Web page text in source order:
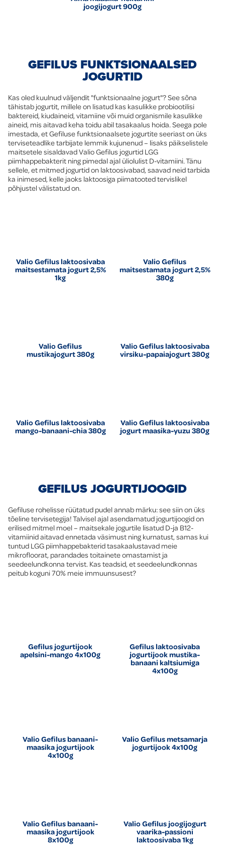
joogijogurt 900g
GEFILUS FUNKTSIONAALSED
JOGURTID
Kas oled kuulnud väljendit "funktsionaalne jogurt"? See sõna
tähistab jogurtit, millele on lisatud kas kasulikke probiootilisi
baktereid, kiudaineid, vitamiine või muid organismile kasulikke
aineid, mis aitavad keha toidu abil tasakaalus hoida. Seega pole
imestada, et Gefiluse funktsionaalsete jogurtite seeriast on üks
terviseteadlike tarbijate lemmik kujunenud – lisaks päikselistele
maitsetele sisaldavad Valio Gefilus jogurtid LGG
piimhappebakterit ning pimedal ajal üliolulist D-vitamiini. Tänu
sellele, et mitmed jogurtid on laktoosivabad, saavad neid tarbida
ka inimesed, kelle jaoks laktoosiga piimatooted tervislikel
põhjustel välistatud on.
Valio Gefilus laktoosivaba
maitsestamata jogurt 2,5%
1kg
Valio Gefilus
maitsestamata jogurt 2,5%
380g
Valio Gefilus
mustikajogurt 380g
Valio Gefilus laktoosivaba
virsiku-papaiajogurt 380g
Valio Gefilus laktoosivaba
mango-banaani-chia 380g
Valio Gefilus laktoosivaba
jogurt maasika-yuzu 380g
GEFILUS JOGURTIJOOGID
Gefiluse rohelisse rüütatud pudel annab märku: see siin on üks
tõeline tervisetegija! Talvisel ajal asendamatud jogurtijoogid on
erilised mitmel moel – maitsekale jogurtile lisatud D-ja B12-
vitamiinid aitavad ennetada väsimust ning kurnatust, samas kui
tuntud LGG piimhappebakterid tasakaalustavad meie
mikrofloorat, parandades toitainete omastamist ja
seedeelundkonna tervist. Kas teadsid, et seedeelundkonnas
peitub koguni 70% meie immuunsusest?
Gefilus jogurtijook
apelsini-mango 4x100g
Gefilus laktoosivaba
jogurtijook mustika-
banaani kaltsiumiga
4x100g
Valio Gefilus banaani-
maasika jogurtijook
4x100g
Valio Gefilus metsamarja
jogurtijook 4x100g
Valio Gefilus banaani-
maasika jogurtijook
8x100g
Valio Gefilus joogijogurt
vaarika-passioni
laktoosivaba 1kg